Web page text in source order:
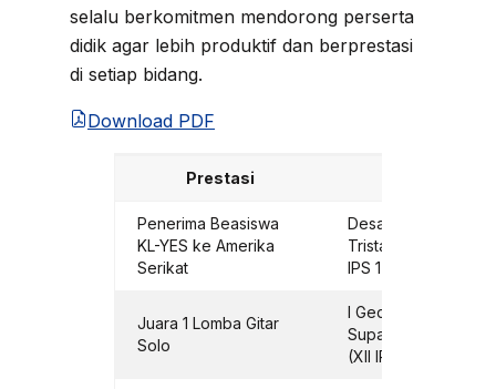
selalu berkomitmen mendorong perserta
didik agar lebih produktif dan berprestasi
di setiap bidang.
Download PDF
Prestasi
Penerima Beasiswa
KL-YES ke Amerika
Serikat
Desak Nyoman
Tristantiana Suadi
IPS 1)
Juara 1 Lomba Gitar
Solo
I Gede Pradipta
Suparsana
(XII IPA 4)